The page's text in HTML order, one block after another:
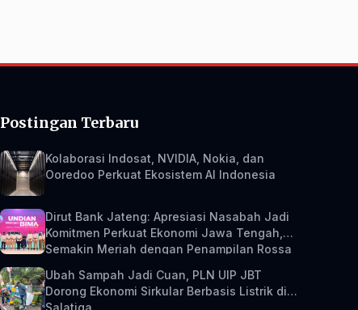
Postingan Terbaru
Kolaborasi Indosat, NVIDIA, Nokia, dan
Ooredoo Perkuat Ekosistem AI Indonesia
Dirut Bank Jateng: Apresiasi Nasabah Jadi
Komitmen Perkuat Ekonomi Jawa Tengah,
Semakin Meriah dengan Penampilan Rossa
Ubah Sampah Jadi Cuan, PLN UIP JBT
Dorong Ekonomi Sirkular Berbasis Listrik di
Salatiga